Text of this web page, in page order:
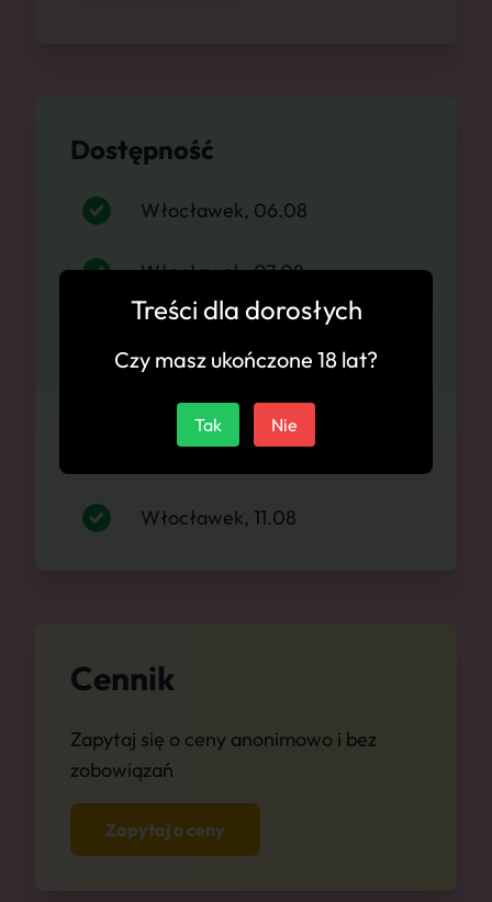
Dostępność
Włocławek, 06.08
Włocławek, 07.08
Włocławek, 11.08
Cennik
Zapytaj się o ceny anonimowo i bez
zobowiązań
Zapytaj o ceny
Treści dla dorosłych
Czy masz ukończone 18 lat?
Tak Nie